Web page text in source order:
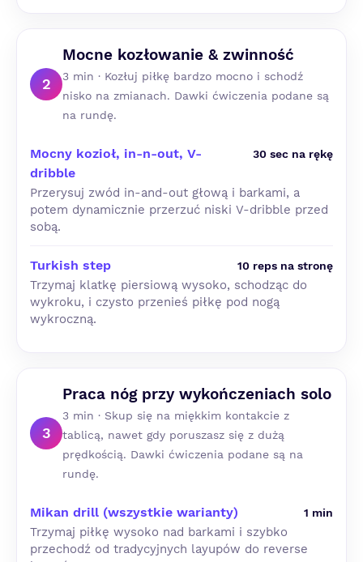
2
Mocne kozłowanie & zwinność
3 min · Kozłuj piłkę bardzo mocno i schodź
nisko na zmianach. Dawki ćwiczenia podane są
na rundę.
Mocny kozioł, in-n-out, V-
dribble
30 sec na rękę
Przerysuj zwód in-and-out głową i barkami, a
potem dynamicznie przerzuć niski V-dribble przed
sobą.
Turkish step 10 reps na stronę
Trzymaj klatkę piersiową wysoko, schodząc do
wykroku, i czysto przenieś piłkę pod nogą
wykroczną.
3
Praca nóg przy wykończeniach solo
3 min · Skup się na miękkim kontakcie z
tablicą, nawet gdy poruszasz się z dużą
prędkością. Dawki ćwiczenia podane są na
rundę.
Mikan drill (wszystkie warianty) 1 min
Trzymaj piłkę wysoko nad barkami i szybko
przechodź od tradycyjnych layupów do reverse